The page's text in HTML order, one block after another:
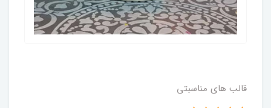
قالب های مناسبتی